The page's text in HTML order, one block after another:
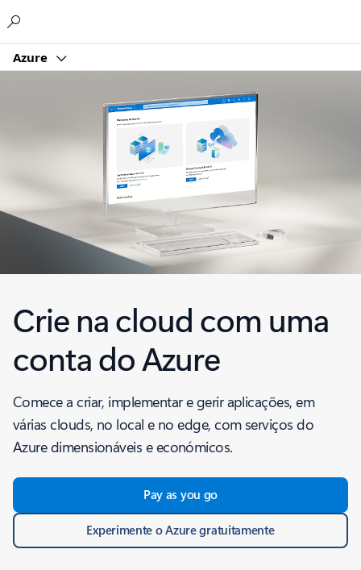
Azure
Crie na cloud com uma
conta do Azure
Comece a criar, implementar e gerir aplicações, em
várias clouds, no local e no edge, com serviços do
Azure dimensionáveis e económicos.
Pay as you go
Experimente o Azure gratuitamente